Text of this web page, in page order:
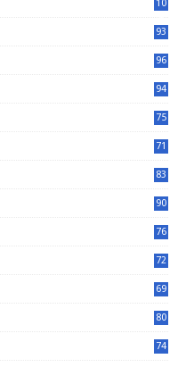
10
93
96
94
75
71
83
90
76
72
69
80
74